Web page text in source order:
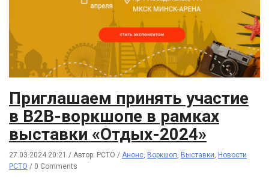
Приглашаем принять участие
в B2B-воркшопе в рамках
выставки «Отдых-2024»
27.03.2024 20:21 / Автор: РСТО / Анонс, Воркшоп, Выставки, Новости
РСТО / 0 Comments